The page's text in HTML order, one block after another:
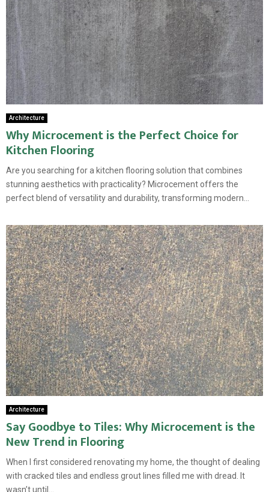
Architecture
Why Microcement is the Perfect Choice for
Kitchen Flooring
Are you searching for a kitchen flooring solution that combines
stunning aesthetics with practicality? Microcement offers the
perfect blend of versatility and durability, transforming modern...
Architecture
Say Goodbye to Tiles: Why Microcement is the
New Trend in Flooring
When I first considered renovating my home, the thought of dealing
with cracked tiles and endless grout lines filled me with dread. It
wasn’t until...